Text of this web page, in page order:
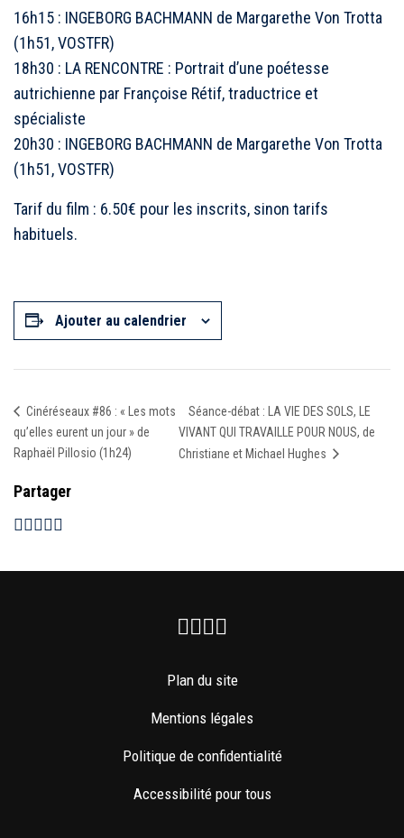
16h15 : INGEBORG BACHMANN de Margarethe Von Trotta
(1h51, VOSTFR)
18h30 : LA RENCONTRE : Portrait d’une poétesse
autrichienne par Françoise Rétif, traductrice et
spécialiste
20h30 : INGEBORG BACHMANN de Margarethe Von Trotta
(1h51, VOSTFR)
Tarif du film : 6.50€ pour les inscrits, sinon tarifs
habituels.
Ajouter au calendrier
Cinéréseaux #86 : « Les mots
qu’elles eurent un jour » de
Raphaël Pillosio (1h24)
Séance-débat : LA VIE DES SOLS, LE
VIVANT QUI TRAVAILLE POUR NOUS, de
Christiane et Michael Hughes
Partager
Facebook
Instagram
Youtube
Plan du site
Mentions légales
Politique de confidentialité
Accessibilité pour tous